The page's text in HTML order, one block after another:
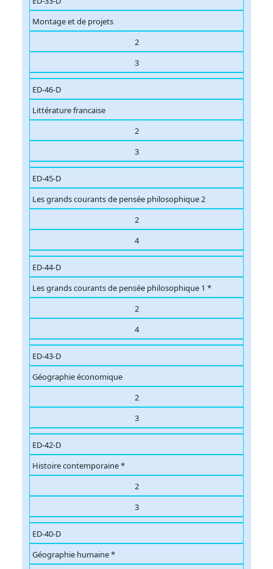
Montage et de projets
2
3
ED-46-D
Littérature francaise
2
3
ED-45-D
Les grands courants de pensée philosophique 2
2
4
ED-44-D
Les grands courants de pensée philosophique 1 *
2
4
ED-43-D
Géographie économique
2
3
ED-42-D
Histoire contemporaine *
2
3
ED-40-D
Géographie humaine *